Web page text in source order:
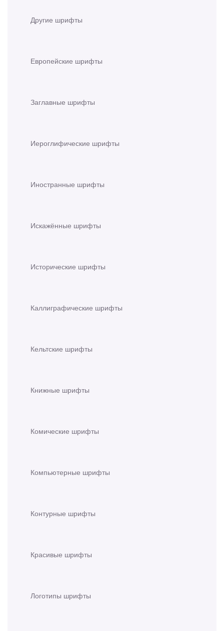
Другие шрифты
Европейские шрифты
Заглавные шрифты
Иероглифические шрифты
Иностранные шрифты
Искажённые шрифты
Исторические шрифты
Каллиграфические шрифты
Кельтские шрифты
Книжные шрифты
Комические шрифты
Компьютерные шрифты
Контурные шрифты
Красивые шрифты
Логотипы шрифты